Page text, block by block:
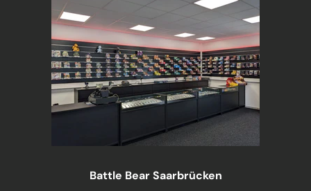
Battle Bear Saarbrücken